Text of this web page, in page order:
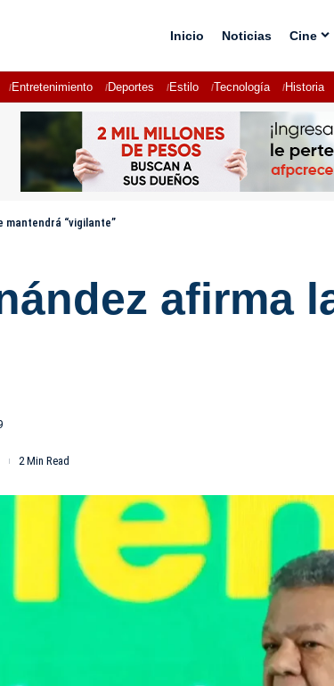
Inicio Noticias Cine
Entretenimiento Deportes Estilo Tecnología Historia
mantendrá “vigilante”
afirma
2 Min Read